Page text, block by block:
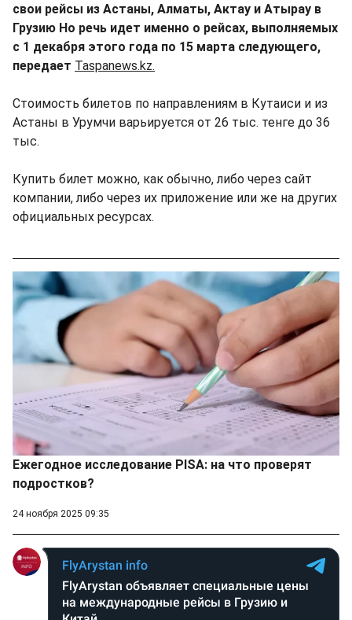
свои рейсы из Астаны, Алматы, Актау и Атырау в
Грузию Но речь идет именно о рейсах, выполняемых
с 1 декабря этого года по 15 марта следующего,
передает Taspanews.kz.
Стоимость билетов по направлениям в Кутаиси и из
Астаны в Урумчи варьируется от 26 тыс. тенге до 36
тыс.
Купить билет можно, как обычно, либо через сайт
компании, либо через их приложение или же на других
официальных ресурсах.
Ежегодное исследование PISA: на что проверят
подростков?
24 ноября 2025 09:35